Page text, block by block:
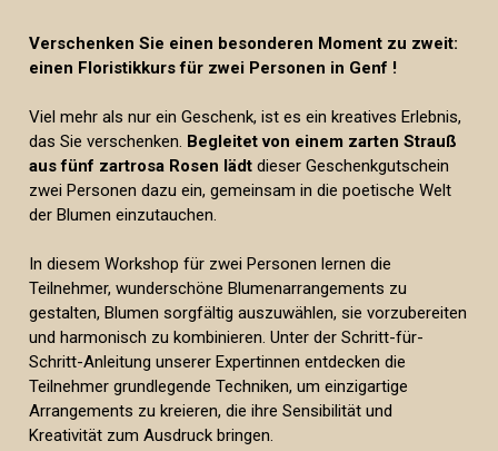
Verschenken Sie einen besonderen Moment zu zweit:
einen Floristikkurs für zwei Personen in Genf !
Viel mehr als nur ein Geschenk, ist es ein kreatives Erlebnis,
das Sie verschenken. Begleitet von einem zarten Strauß
aus fünf zartrosa Rosen lädt dieser Geschenkgutschein
zwei Personen dazu ein, gemeinsam in die poetische Welt
der Blumen einzutauchen.
In diesem Workshop für zwei Personen lernen die
Teilnehmer, wunderschöne Blumenarrangements zu
gestalten, Blumen sorgfältig auszuwählen, sie vorzubereiten
und harmonisch zu kombinieren. Unter der Schritt-für-
Schritt-Anleitung unserer Expertinnen entdecken die
Teilnehmer grundlegende Techniken, um einzigartige
Arrangements zu kreieren, die ihre Sensibilität und
Kreativität zum Ausdruck bringen.